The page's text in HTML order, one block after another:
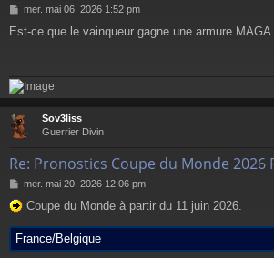
M
s
e
mer. mai 06, 2026 1:52 pm
Est-ce que le vainqueur gagne une armure MAGA
Sov3liss
Guerrier Divin
Re: Pronostics Coupe du Monde 2026
M
s
a
g
mer. mai 20, 2026 12:06 pm
Coupe du Monde à partir du 11 juin 2026.
France/Belgique